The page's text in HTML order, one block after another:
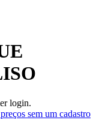
login.
sem um cadastro